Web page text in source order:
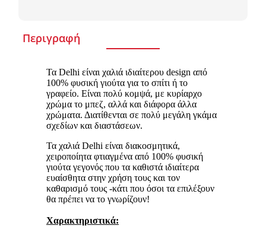
Περιγραφή
Τα Delhi είναι χαλιά ιδιαίτερου design από
100% φυσική γιούτα για το σπίτι ή το
γραφείο. Είναι πολύ κομψά, με κυρίαρχο
χρώμα το μπεζ, αλλά και διάφορα άλλα
χρώματα. Διατίθενται σε πολύ μεγάλη γκάμα
σχεδίων και διαστάσεων.
Τα χαλιά Delhi είναι διακοσμητικά,
χειροποίητα φτιαγμένα από 100% φυσική
γιούτα γεγονός που τα καθιστά ιδιαίτερα
ευαίσθητα στην χρήση τους και τον
καθαρισμό τους -κάτι που όσοι τα επιλέξουν
θα πρέπει να το γνωρίζουν!
Χαρακτηριστικά: